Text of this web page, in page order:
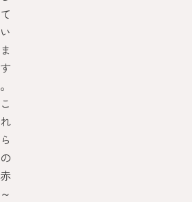
て
い
ま
す
。
こ
れ
ら
の
赤
～